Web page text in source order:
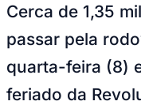
Tênis (ATP)
NHL
Vôlei
Cerca de 1,35
passar pela
quarta-feira (8)
feriado da